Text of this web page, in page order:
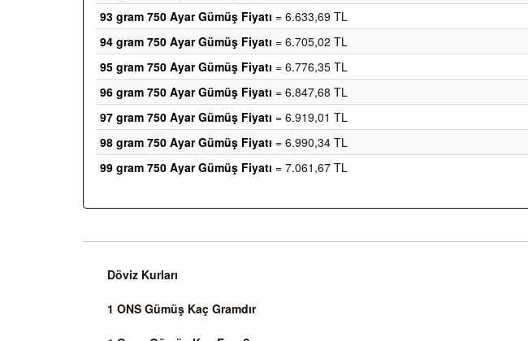
93 gram 750 Ayar Gümüş Fiyatı = 6.633,69 TL
94 gram 750 Ayar Gümüş Fiyatı = 6.705,02 TL
95 gram 750 Ayar Gümüş Fiyatı = 6.776,35 TL
96 gram 750 Ayar Gümüş Fiyatı = 6.847,68 TL
97 gram 750 Ayar Gümüş Fiyatı = 6.919,01 TL
98 gram 750 Ayar Gümüş Fiyatı = 6.990,34 TL
99 gram 750 Ayar Gümüş Fiyatı = 7.061,67 TL
Döviz Kurları
1 ONS Gümüş Kaç Gramdır